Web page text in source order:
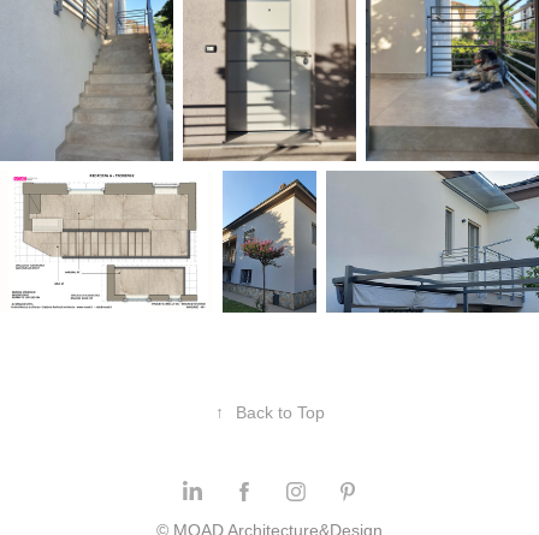
↑ Back to Top
© MOAD Architecture&Design